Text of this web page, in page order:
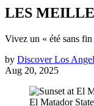
LES
Vivez un « été sans
by Discover Los
Aug 20, 2025
El Matador